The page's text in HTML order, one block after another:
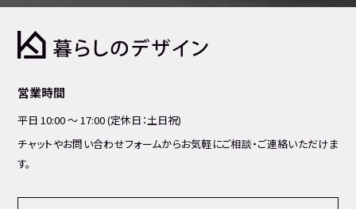
営業時間
平日 10:00 ～ 17:00 (定休日：土日祝)
チャットやお問い合わせフォームからお気軽にご相談・ご連絡いただけま
す。